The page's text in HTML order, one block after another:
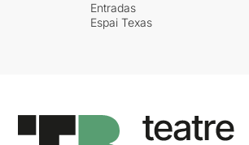
Entradas
Espai Texas